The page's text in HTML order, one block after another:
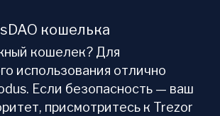
кошелька
кошелек? Для
использования отлично
Если безопасность — ваш
присмотритесь к Trezor